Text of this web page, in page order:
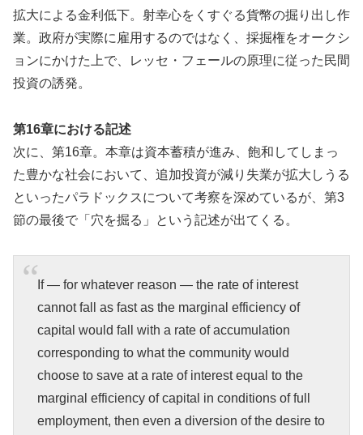
拡大による金利低下。射幸心をくすぐる貨幣の掘り出し作
業。政府が実際に雇用するのではなく、採掘権をオークシ
ョンにかけた上で、レッセ・フェールの原理に従った民間
投資の誘発。
第16章における記述
次に、第16章。本章は資本蓄積が進み、飽和してしまっ
た豊かな社会において、追加投資が減り失業が拡大しうる
といったパラドックスについて考察を深めているが、第3
節の最後で「穴を掘る」という記述が出てくる。
If — for whatever reason — the rate of interest
cannot fall as fast as the marginal efficiency of
capital would fall with a rate of accumulation
corresponding to what the community would
choose to save at a rate of interest equal to the
marginal efficiency of capital in conditions of full
employment, then even a diversion of the desire to